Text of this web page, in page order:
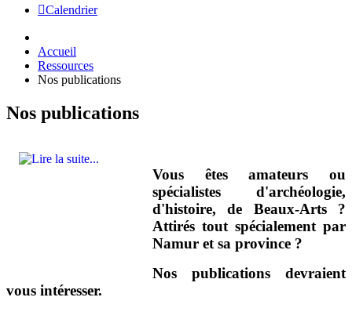
Calendrier
Accueil
Ressources
Nos publications
Nos publications
Vous êtes amateurs ou
spécialistes d'archéologie,
d'histoire, de Beaux-Arts ?
Attirés tout spécialement par
Namur et sa province ?
Nos publications devraient
vous intéresser.